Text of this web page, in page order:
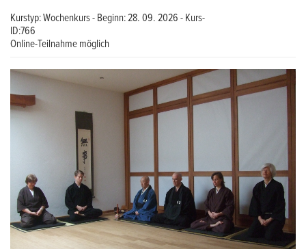
Kurstyp: Wochenkurs - Beginn: 28. 09. 2026 - Kurs-
ID:766
Online-Teilnahme möglich